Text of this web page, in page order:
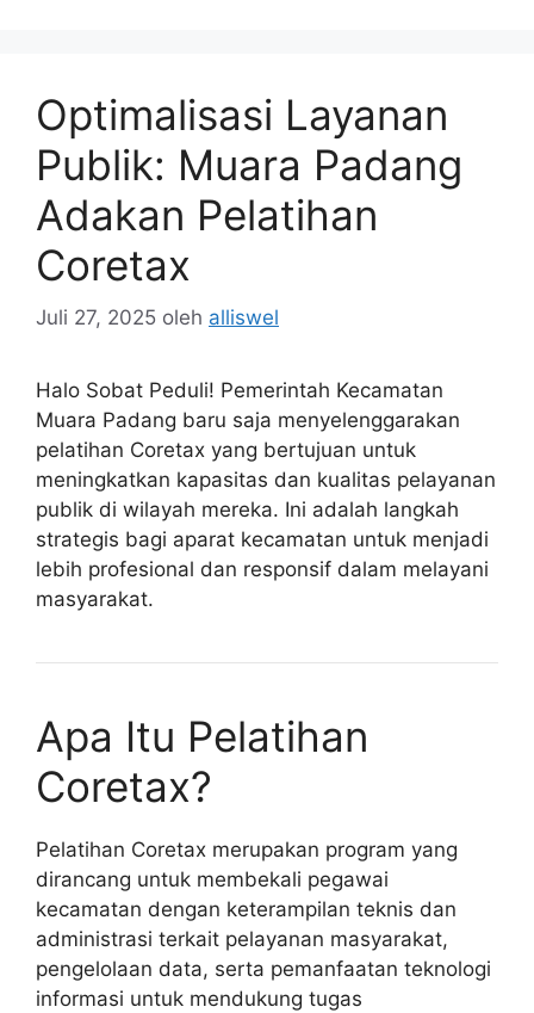
Optimalisasi Layanan
Publik: Muara Padang
Adakan Pelatihan
Coretax
Juli 27, 2025 oleh alliswel
Halo Sobat Peduli! Pemerintah Kecamatan
Muara Padang baru saja menyelenggarakan
pelatihan Coretax yang bertujuan untuk
meningkatkan kapasitas dan kualitas pelayanan
publik di wilayah mereka. Ini adalah langkah
strategis bagi aparat kecamatan untuk menjadi
lebih profesional dan responsif dalam melayani
masyarakat.
Apa Itu Pelatihan
Coretax?
Pelatihan Coretax merupakan program yang
dirancang untuk membekali pegawai
kecamatan dengan keterampilan teknis dan
administrasi terkait pelayanan masyarakat,
pengelolaan data, serta pemanfaatan teknologi
informasi untuk mendukung tugas